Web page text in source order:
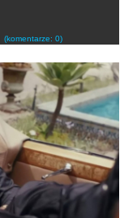
(komentarze: 0)